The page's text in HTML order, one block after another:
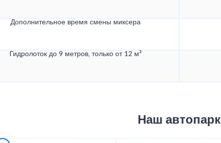
Дополнительное время смены миксера
Гидролоток до 9 метров, только от 12 м³
Наш автопарк